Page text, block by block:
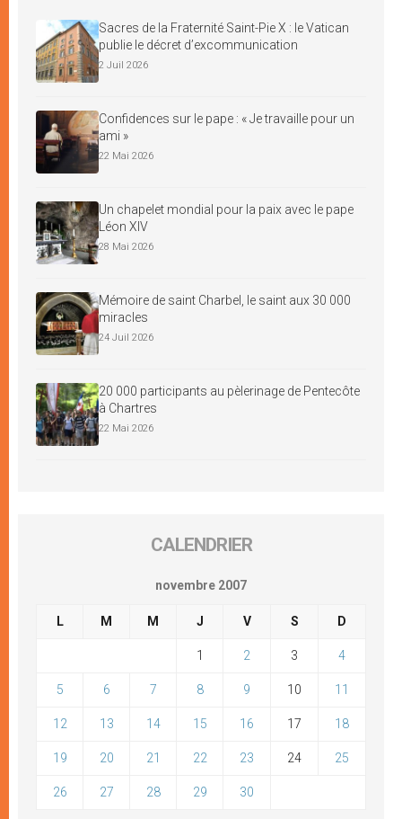
Sacres de la Fraternité Saint-Pie X : le Vatican
publie le décret d’excommunication
2 Juil 2026
Confidences sur le pape : « Je travaille pour un
ami »
22 Mai 2026
Un chapelet mondial pour la paix avec le pape
Léon XIV
28 Mai 2026
Mémoire de saint Charbel, le saint aux 30 000
miracles
24 Juil 2026
20 000 participants au pèlerinage de Pentecôte
à Chartres
22 Mai 2026
CALENDRIER
novembre 2007
L M M J V S D
1 2 3 4
5 6 7 8 9 10 11
12 13 14 15 16 17 18
19 20 21 22 23 24 25
26 27 28 29 30